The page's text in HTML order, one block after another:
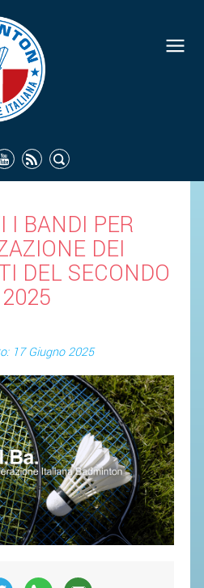
I BANDI PER
DEI
DEL SECONDO
17 Giugno 2025